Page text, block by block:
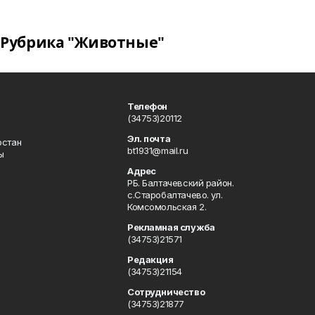
Рубрика "Животные"
Телефон
(34753)20112
Эл. почта
bt1931@mail.ru
Адрес
РБ. Балтачевский район.
с.Старобалтачево. ул.
Комсомольская 2.
Рекламная служба
(34753)21571
Редакция
(34753)21154
Сотрудничество
(34753)21877